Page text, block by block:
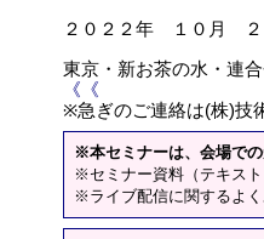
２０２２年 １０月 ２
東京・新お茶の水・
《《
※急ぎのご連絡は(株)技
※本セミナーは、会場で
※セミナー資料（テキス
※ライブ配信に関するよ